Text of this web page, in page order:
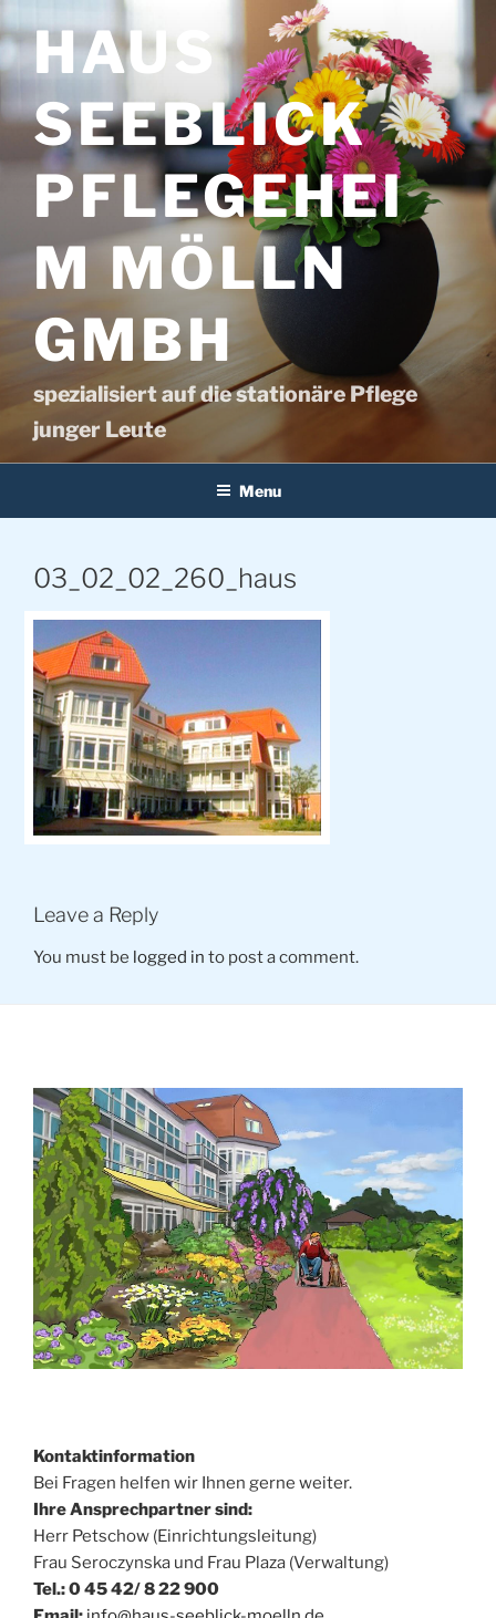
to
contentHAUS
SEEBLICK
PFLEGEHEI
M MÖLLN
GMBH
spezialisiert auf die stationäre Pflege
junger Leute
Menu
03_02_02_260_haus
Leave a Reply
You must be logged in to post a comment.
Kontaktinformation
Bei Fragen helfen wir Ihnen gerne weiter.
Ihre Ansprechpartner sind:
Herr Petschow (Einrichtungsleitung)
Frau Seroczynska und Frau Plaza (Verwaltung)
Tel.: 0 45 42/ 8 22 900